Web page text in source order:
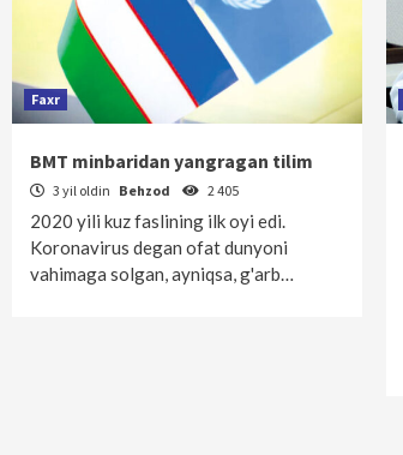
Faxr
BMT minbaridan yangragan tilim
3 yil oldin Behzod 2 405
2020 yili kuz faslining ilk oyi edi.
Koronavirus degan ofat dunyoni
vahimaga solgan, ayniqsa, g'arb…